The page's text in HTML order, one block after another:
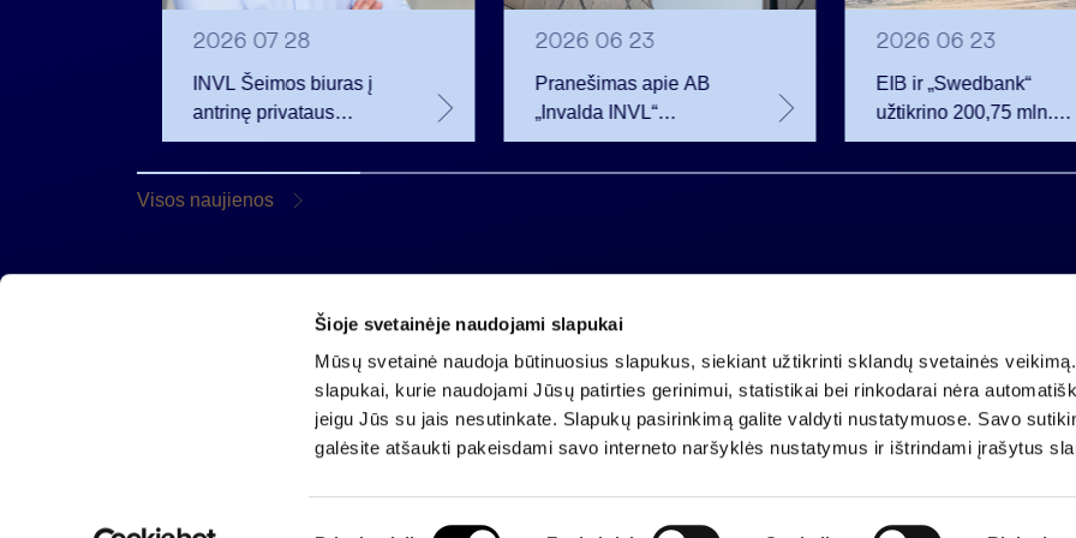
Šioje svetainėje naudojami slapukai
Mūsų svetainė naudoja būtinuosius slapukus, siekiant užtikrinti sklandų svetainės
slapukai, kurie naudojami Jūsų patirties gerinimui, statistikai bei rinkodarai nėra
jeigu Jūs su jais nesutinkate. Slapukų pasirinkimą galite valdyti nustatymuose. Savo
galėsite atšaukti pakeisdami savo interneto naršyklės nustatymus ir ištrindami įrašytus
2026 07 28
INVL Šeimos biuras į
antrinę privataus
kapitalo rinką
investuojantį fondą
pritraukė 17,4 mln. JAV
2026 06 23
Pranešimas apie AB
„Invalda INVL“
balsavimo teisių
netekimą
2026 06 23
EIB ir „Swedbank“
užtikrino 200,75 mln.
eurų finansavimą
Rūdninkų karinio
Visos naujienos
Gynėjų g. 14, 01110 Vilnius
info@invaldainvl.com
Įmonės kodas 121304349
PVM mokėtojo kodas LT213043414
Įregistruota VĮ Registrų centras
A.s. LT25 4010 0424 0124 2013